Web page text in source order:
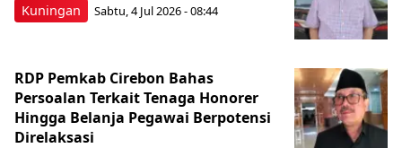
Kuningan Sabtu, 4 Jul 2026 - 08:44
RDP Pemkab Cirebon Bahas
Persoalan Terkait Tenaga Honorer
Hingga Belanja Pegawai Berpotensi
Direlaksasi